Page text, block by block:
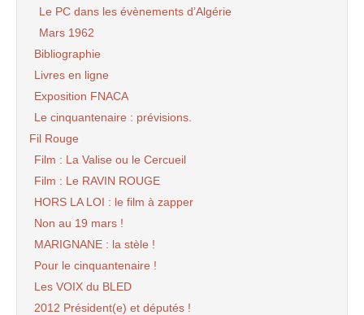
Le PC dans les évènements d’Algérie
Mars 1962
Bibliographie
Livres en ligne
Exposition FNACA
Le cinquantenaire : prévisions.
Fil Rouge
Film : La Valise ou le Cercueil
Film : Le RAVIN ROUGE
HORS LA LOI : le film à zapper
Non au 19 mars !
MARIGNANE : la stèle !
Pour le cinquantenaire !
Les VOIX du BLED
2012 Président(e) et députés !